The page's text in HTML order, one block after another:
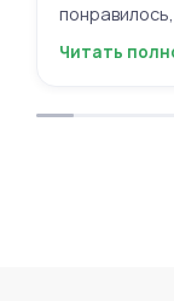
выбрать
время, и
Читать